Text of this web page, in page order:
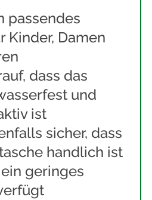
passendes
Kinder, Damen
dass das
und
ist
sicher, dass
handlich ist
geringes